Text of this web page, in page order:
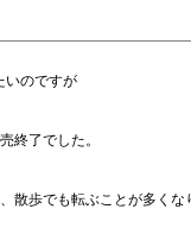
いのですが
終了でした。
歩でも転ぶことが多